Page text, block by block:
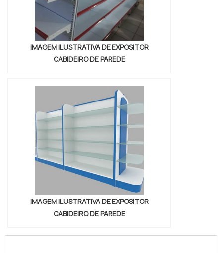
IMAGEM ILUSTRATIVA DE EXPOSITOR
CABIDEIRO DE PAREDE
IMAGEM ILUSTRATIVA DE EXPOSITOR
CABIDEIRO DE PAREDE